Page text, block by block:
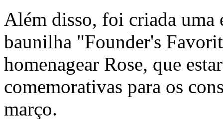
Além disso, foi criada uma
baunilha "Founder's
homenagear Rose, que
comemorativas para os
março.